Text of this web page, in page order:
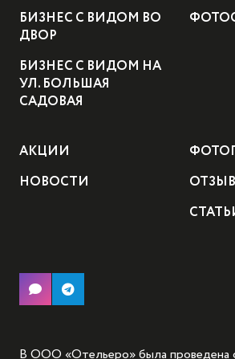
БИЗНЕС С ВИДОМ ВО
ДВОР
БИЗНЕС С ВИДОМ НА
УЛ. БОЛЬШАЯ
САДОВАЯ
АКЦИИ
НОВОСТИ
В ООО «Отельеро» была проведена